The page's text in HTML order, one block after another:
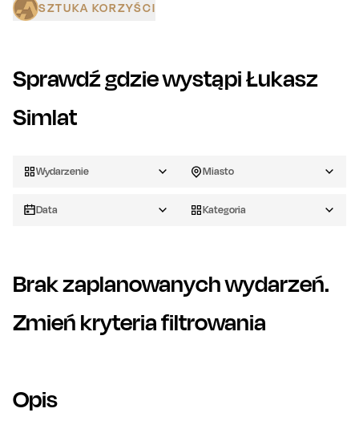
SZTUKA KORZYŚCI
Sprawdź gdzie wystąpiŁukasz
Simlat
Wydarzenie Miasto
Data Kategoria
Brak zaplanowanych wydarzeń.
Zmień kryteria filtrowania
Opis